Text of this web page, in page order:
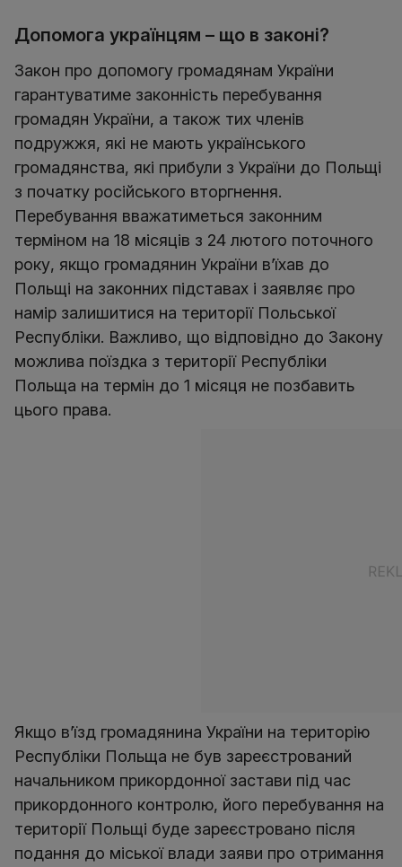
Допомога українцям – що в законі?
Закон про допомогу громадянам України
гарантуватиме законність перебування
громадян України, а також тих членів
подружжя, які не мають українського
громадянства, які прибули з України до Польщі
з початку російського вторгнення.
Перебування вважатиметься законним
терміном на 18 місяців з 24 лютого поточного
року, якщо громадянин України в’їхав до
Польщі на законних підставах і заявляє про
намір залишитися на території Польської
Республіки. Важливо, що відповідно до Закону
можлива поїздка з території Республіки
Польща на термін до 1 місяця не позбавить
цього права.
Якщо в’їзд громадянина України на територію
Республіки Польща не був зареєстрований
начальником прикордонної застави під час
прикордонного контролю, його перебування на
території Польщі буде зареєстровано після
подання до міської влади заяви про отримання